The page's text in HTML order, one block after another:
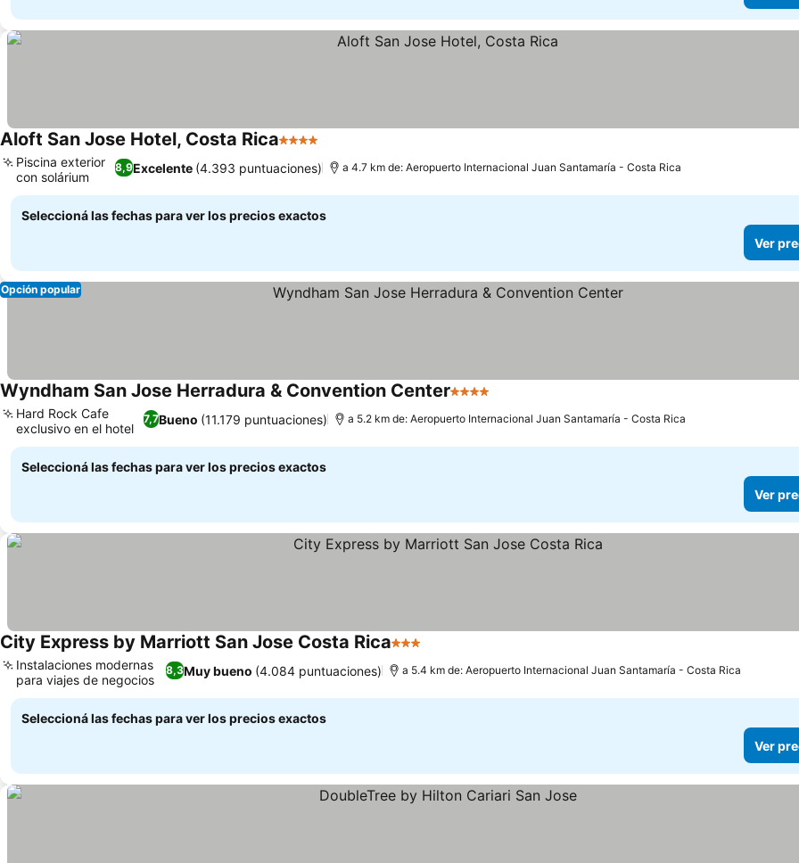
Aloft San Jose Hotel, Costa Rica4 Estrellas
8,9Excelente (4.393 puntuaciones)
Piscina exterior
con solárium
a 4.7 km de: Aeropuerto Internacional Juan Santamaría - Costa Rica
Seleccioná las fechas para ver los precios exactos
Ver
Opción popular
Wyndham San Jose Herradura & Convention Center4 Estrellas
7,7Bueno (11.179 puntuaciones)
Hard Rock Cafe
exclusivo en el hotel
a 5.2 km de: Aeropuerto Internacional Juan Santamaría - Costa Rica
Seleccioná las fechas para ver los precios exactos
Ver
City Express by Marriott San Jose Costa Rica3 Estrellas
8,3Muy bueno (4.084 puntuaciones)
Instalaciones modernas
para viajes de negocios
a 5.4 km de: Aeropuerto Internacional Juan Santamaría - Costa Rica
Seleccioná las fechas para ver los precios exactos
Ver